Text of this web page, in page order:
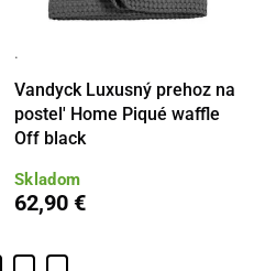
·
Vandyck Luxusný prehoz na
postel' Home Piqué waffle
Off black
Skladom
62,90 €